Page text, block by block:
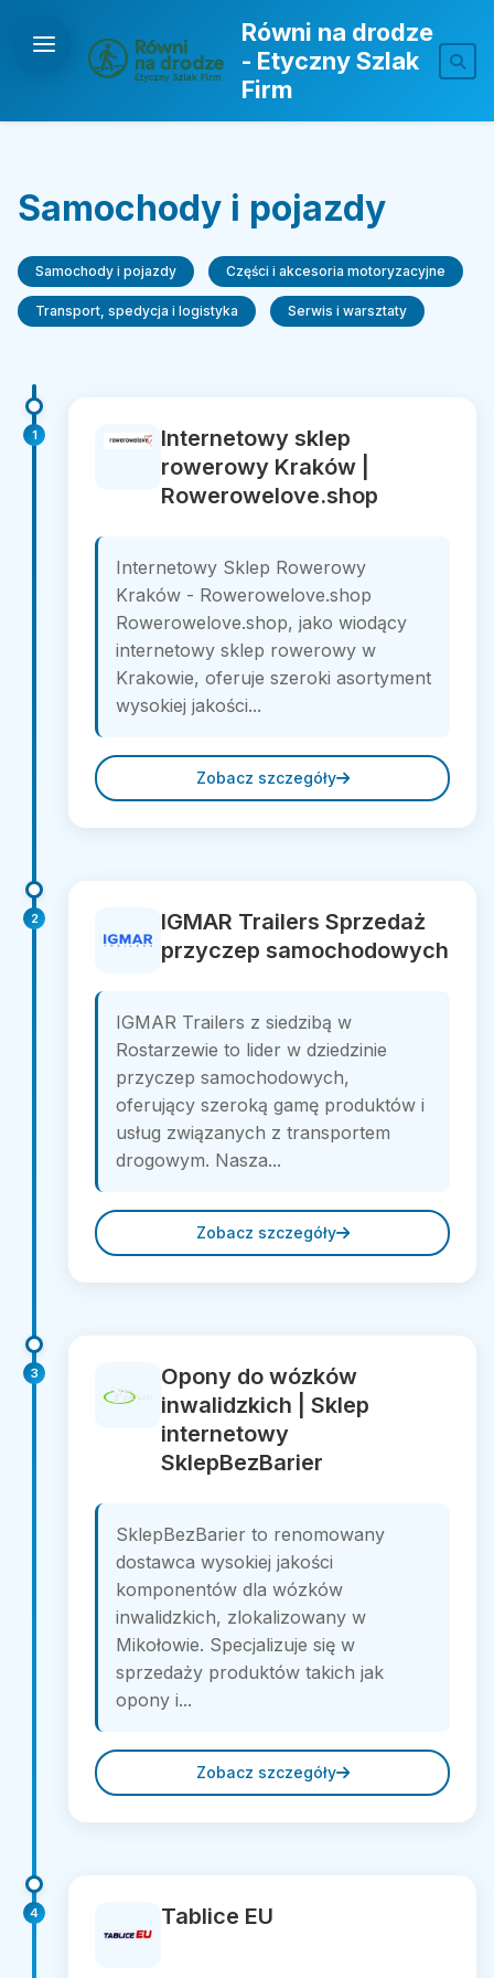
Równi na drodze
- Etyczny Szlak
Firm
Samochody i pojazdy
Samochody i pojazdy Części i akcesoria motoryzacyjne
Transport, spedycja i logistyka Serwis i warsztaty
1
Internetowy sklep
rowerowy Kraków |
Rowerowelove.shop
Internetowy Sklep Rowerowy
Kraków - Rowerowelove.shop
Rowerowelove.shop, jako wiodący
internetowy sklep rowerowy w
Krakowie, oferuje szeroki asortyment
wysokiej jakości...
Zobacz szczegóły
2
IGMAR Trailers Sprzedaż
przyczep samochodowych
IGMAR Trailers z siedzibą w
Rostarzewie to lider w dziedzinie
przyczep samochodowych,
oferujący szeroką gamę produktów i
usług związanych z transportem
drogowym. Nasza...
Zobacz szczegóły
3
Opony do wózków
inwalidzkich | Sklep
internetowy
SklepBezBarier
SklepBezBarier to renomowany
dostawca wysokiej jakości
komponentów dla wózków
inwalidzkich, zlokalizowany w
Mikołowie. Specjalizuje się w
sprzedaży produktów takich jak
opony i...
Zobacz szczegóły
4 Tablice EU